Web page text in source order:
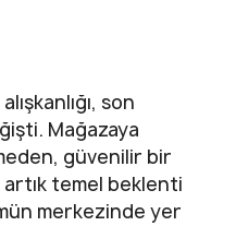
son
Mağazaya
güvenilir bir
temel beklenti
merkezinde yer